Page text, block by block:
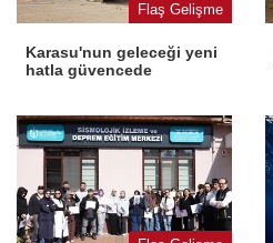
Flaş Gelişme
Karasu'nun geleceği yeni
hatla güvencede